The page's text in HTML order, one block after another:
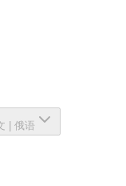
| 俄语